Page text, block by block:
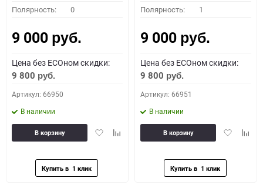
Полярность: 0
9 000 руб.
Цена без ECOном скидки:
9 800 руб.
Артикул: 66950
В наличии
ДобавитьДобавить
В корзину
Полярность: 1
9 000 руб.
Цена без ECOном скидки:
9 800 руб.
Артикул: 66951
В наличии
Добавить
В корзину